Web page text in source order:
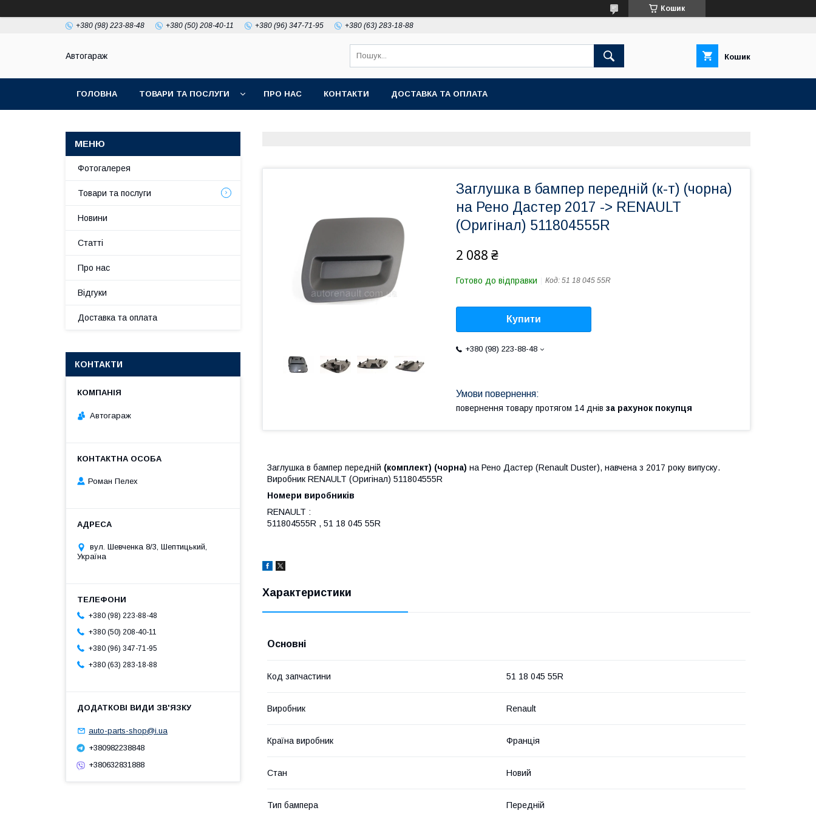
Кошик
+380 (98) 223-88-48 +380 (50) 208-40-11 +380 (96) 347-71-95 +380 (63) 283-18-88
Автогараж Кошик
ГОЛОВНА ТОВАРИ ТА ПОСЛУГИ ПРО НАС КОНТАКТИ ДОСТАВКА ТА ОПЛАТА
Заглушка в бампер передній (к-т) (чорна)
на Рено Дастер 2017 -> RENAULT
(Оригінал) 511804555R
2 088 ₴
Готово до відправки Код: 51 18 045 55R
Купити
+380 (98) 223-88-48
повернення товару протягом 14 днів за рахунок покупця
Заглушка в бампер передній (комплект) (чорна) на Рено Дастер (Renault Duster), навчена з 2017 року випуску.
Виробник RENAULT (Оригінал) 511804555R
Номери виробників
RENAULT :
511804555R , 51 18 045 55R
Характеристики
Основні
Код запчастини 51 18 045 55R
Виробник Renault
Країна виробник Франція
Стан Новий
Тип бампера Передній
Фотогалерея
Товари та послуги
Новини
Статті
Про нас
Відгуки
Доставка та оплата
КОНТАКТИ
Автогараж
Роман Пелех
вул. Шевченка 8/3, Шептицький,
Україна
+380 (98) 223-88-48
+380 (50) 208-40-11
+380 (96) 347-71-95
+380 (63) 283-18-88
auto-parts-shop@i.ua
+380982238848
+380632831888